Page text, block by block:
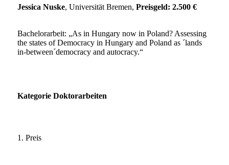
Jessica Nuske, Universität Bremen, Preisgeld: 2.500 €
Bachelorarbeit: „As in Hungary now in Poland? Assessing
the states of Democracy in Hungary and Poland as ´lands
in-between´democracy and autocracy.“
Kategorie Doktorarbeiten
1. Preis